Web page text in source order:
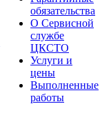
обязательства
О Сервисной
службе
ЦКСТО
Услуги и
цены
Выполненные
работы